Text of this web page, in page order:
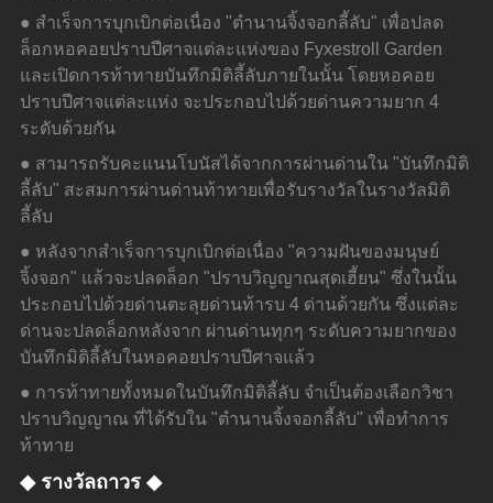
● สำเร็จการบุกเบิกต่อเนื่อง "ตำนานจิ้งจอกลี้ลับ" เพื่อปลด
ล็อกหอคอยปราบปีศาจแต่ละแห่งของ Fyxestroll Garden
และเปิดการท้าทายบันทึกมิติลี้ลับภายในนั้น โดยหอคอย
ปราบปีศาจแต่ละแห่ง จะประกอบไปด้วยด่านความยาก 4
ระดับด้วยกัน
● สามารถรับคะแนนโบนัสได้จากการผ่านด่านใน "บันทึกมิติ
ลี้ลับ" สะสมการผ่านด่านท้าทายเพื่อรับรางวัลในรางวัลมิติ
ลี้ลับ
● หลังจากสำเร็จการบุกเบิกต่อเนื่อง "ความฝันของมนุษย์
จิ้งจอก" แล้วจะปลดล็อก "ปราบวิญญาณสุดเฮี้ยน" ซึ่งในนั้น
ประกอบไปด้วยด่านตะลุยด่านท้ารบ 4 ด่านด้วยกัน ซึ่งแต่ละ
ด่านจะปลดล็อกหลังจาก ผ่านด่านทุกๆ ระดับความยากของ
บันทึกมิติลี้ลับในหอคอยปราบปีศาจแล้ว
● การท้าทายทั้งหมดในบันทึกมิติลี้ลับ จำเป็นต้องเลือกวิชา
ปราบวิญญาณ ที่ได้รับใน "ตำนานจิ้งจอกลี้ลับ" เพื่อทำการ
ท้าทาย
◆ รางวัลถาวร ◆